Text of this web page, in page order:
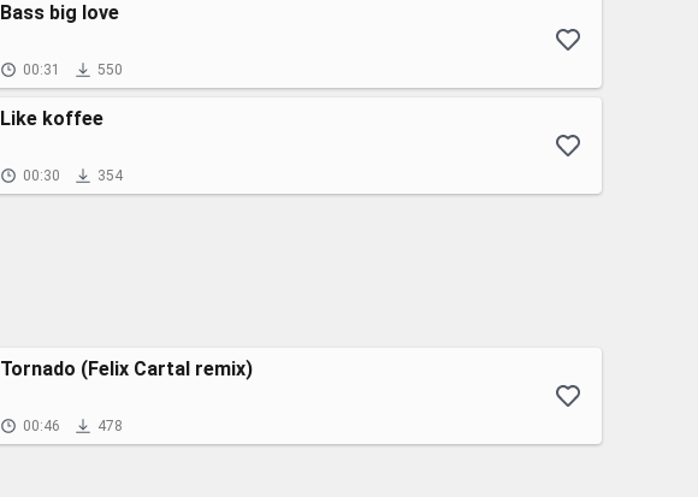
Bass big love
00:31 550
Like koffee
00:30 354
Tornado (Felix Cartal remix)
00:46 478